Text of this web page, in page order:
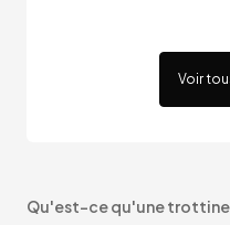
Voir
Qu'est-ce qu'une